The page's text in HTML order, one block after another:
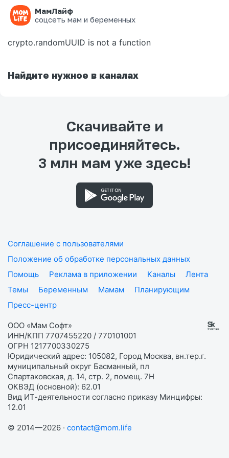
МамЛайф
соцсеть мам и беременных
Ошибка на странице
crypto.randomUUID is not a function
Найдите нужное в каналах
Скачивайте и
присоединяйтесь.
3 млн мам уже здесь!
Соглашение с пользователями
Положение об обработке персональных данных
Помощь
Реклама в приложении Каналы
Лента
Темы
Беременным Мамам
Планирующим
Пресс-центр
ООО «Мам Софт»
ИНН/КПП 7707455220 / 770101001
ОГРН 1217700330275
Юридический адрес: 105082, Город Москва, вн.тер.г.
муниципальный округ Басманный, пл
Спартаковская, д. 14, стр. 2, помещ. 7Н
ОКВЭД (основной): 62.01
Вид ИТ-деятельности согласно приказу Минцифры:
12.01
© 2014—2026 · contact@mom.life